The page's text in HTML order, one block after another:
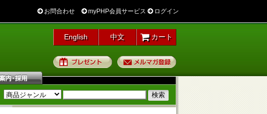
お問合わせ myPHP会員サービス ログイン
English 中文 カート
プレゼント